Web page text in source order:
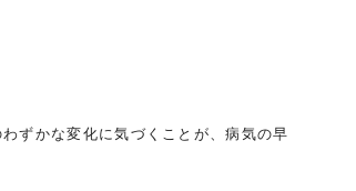
ずかな変化に気づくことが、病気の早